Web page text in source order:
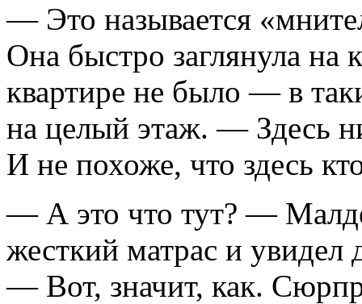
— Это называется
Она быстро заглянула на
квартире не было — в
на целый этаж. — Здесь
И не похоже, что здесь
— А это что тут? —
жесткий матрас и увидел
— Вот, значит, как.